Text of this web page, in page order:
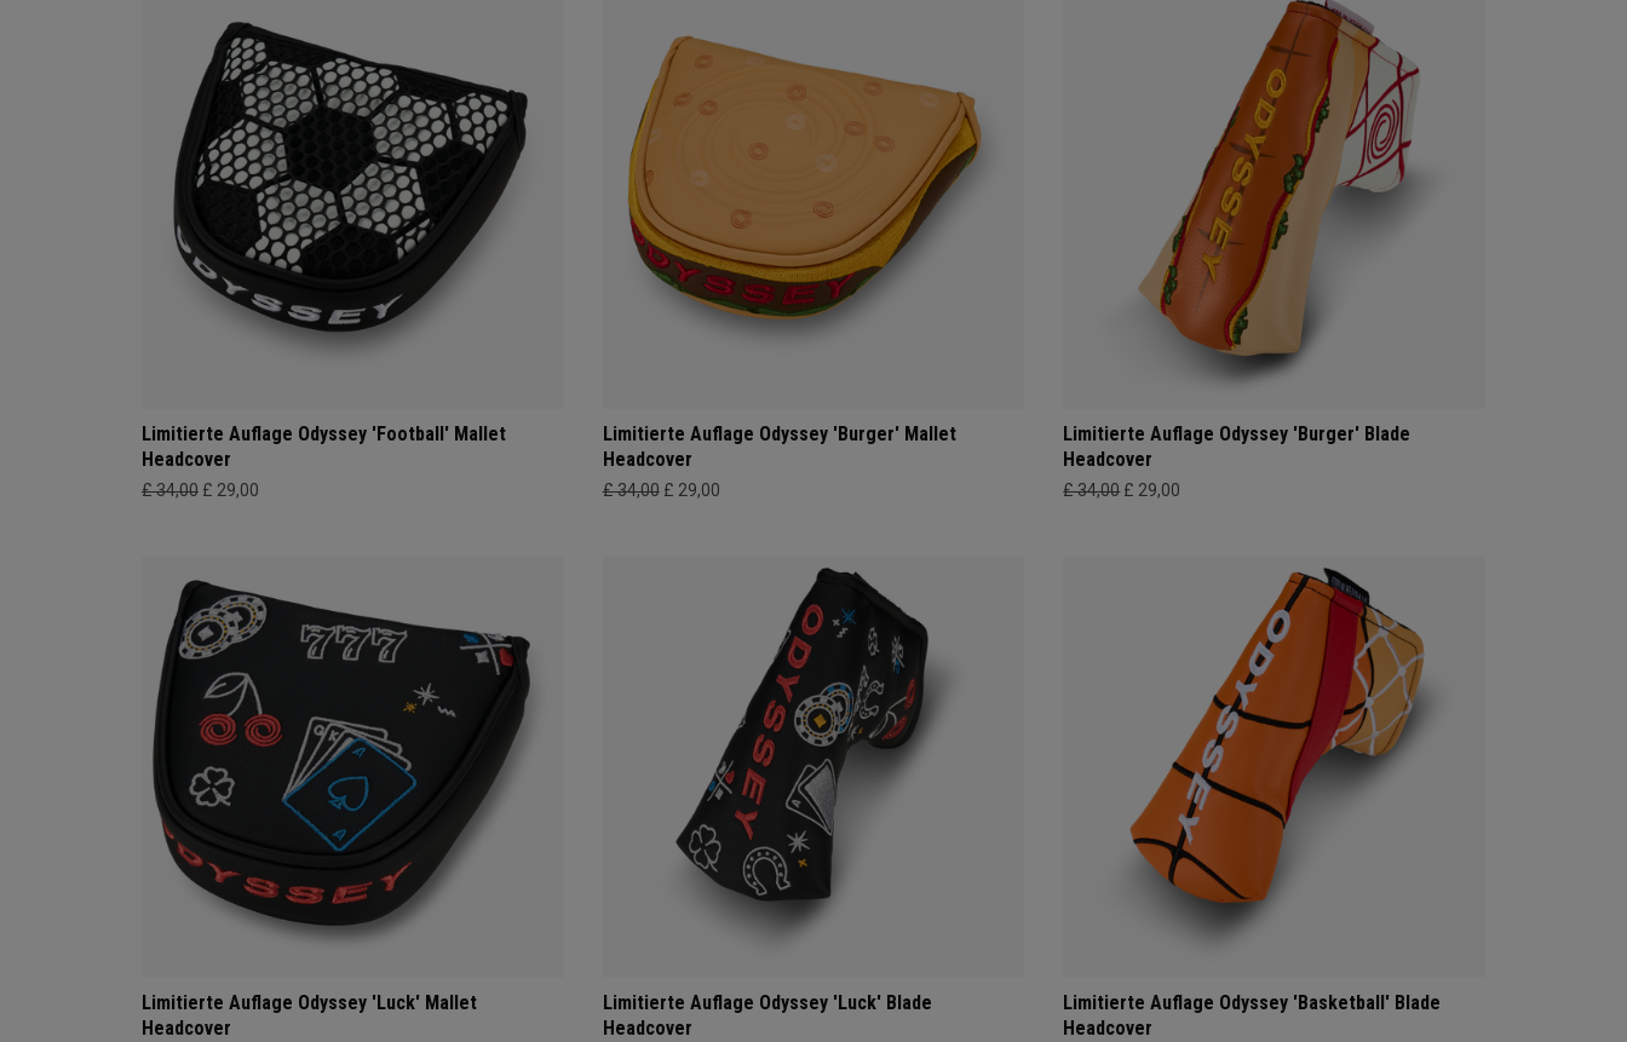
Limitierte Auflage Odyssey 'Football' Mallet
Headcover
£ 34,00 £ 29,00
Limitierte Auflage Odyssey 'Burger' Mallet
Headcover
£ 34,00 £ 29,00
Limitierte Auflage Odyssey 'Burger' Blade
Headcover
£ 34,00 £ 29,00
Limitierte Auflage Odyssey 'Luck' Mallet
Headcover
Limitierte Auflage Odyssey 'Luck' Blade
Headcover
Limitierte Auflage Odyssey 'Basketball' Blade
Headcover